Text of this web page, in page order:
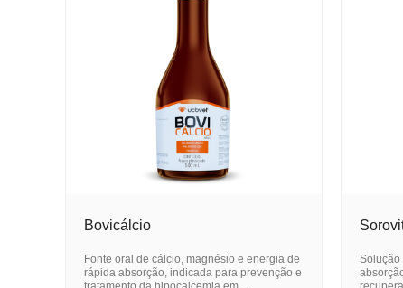
Bovicálcio
Fonte oral de cálcio, magnésio e energia de
rápida absorção, indicada para prevenção e
Solução